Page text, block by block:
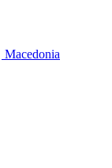
Macedonia